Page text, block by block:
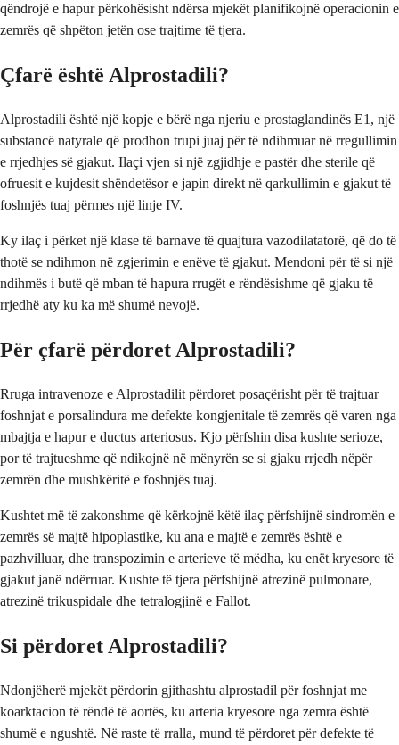
qëndrojë e hapur përkohësisht ndërsa mjekët planifikojnë operacionin e
zemrës që shpëton jetën ose trajtime të tjera.
Çfarë është Alprostadili?
Alprostadili është një kopje e bërë nga njeriu e prostaglandinës E1, një
substancë natyrale që prodhon trupi juaj për të ndihmuar në rregullimin
e rrjedhjes së gjakut. Ilaçi vjen si një zgjidhje e pastër dhe sterile që
ofruesit e kujdesit shëndetësor e japin direkt në qarkullimin e gjakut të
foshnjës tuaj përmes një linje IV.
Ky ilaç i përket një klase të barnave të quajtura vazodilatatorë, që do të
thotë se ndihmon në zgjerimin e enëve të gjakut. Mendoni për të si një
ndihmës i butë që mban të hapura rrugët e rëndësishme që gjaku të
rrjedhë aty ku ka më shumë nevojë.
Për çfarë përdoret Alprostadili?
Rruga intravenoze e Alprostadilit përdoret posaçërisht për të trajtuar
foshnjat e porsalindura me defekte kongjenitale të zemrës që varen nga
mbajtja e hapur e ductus arteriosus. Kjo përfshin disa kushte serioze,
por të trajtueshme që ndikojnë në mënyrën se si gjaku rrjedh nëpër
zemrën dhe mushkëritë e foshnjës tuaj.
Kushtet më të zakonshme që kërkojnë këtë ilaç përfshijnë sindromën e
zemrës së majtë hipoplastike, ku ana e majtë e zemrës është e
pazhvilluar, dhe transpozimin e arterieve të mëdha, ku enët kryesore të
gjakut janë ndërruar. Kushte të tjera përfshijnë atrezinë pulmonare,
atrezinë trikuspidale dhe tetralogjinë e Fallot.
Si përdoret Alprostadili?
Ndonjëherë mjekët përdorin gjithashtu alprostadil për foshnjat me
koarktacion të rëndë të aortës, ku arteria kryesore nga zemra është
shumë e ngushtë. Në raste të rralla, mund të përdoret për defekte të